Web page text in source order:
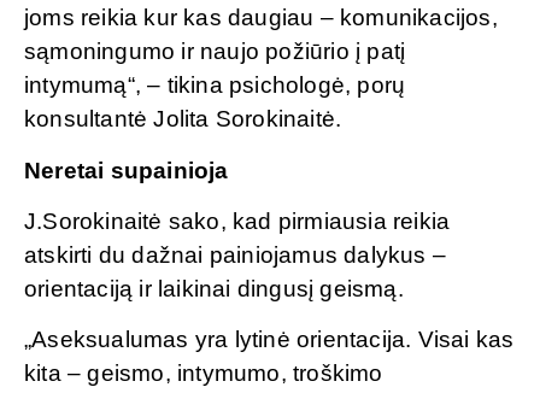
joms reikia kur kas daugiau – komunikacijos,
sąmoningumo ir naujo požiūrio į patį
intymumą“, – tikina psichologė, porų
konsultantė Jolita Sorokinaitė.
Neretai supainioja
J.Sorokinaitė sako, kad pirmiausia reikia
atskirti du dažnai painiojamus dalykus –
orientaciją ir laikinai dingusį geismą.
„Aseksualumas yra lytinė orientacija. Visai kas
kita – geismo, intymumo, troškimo